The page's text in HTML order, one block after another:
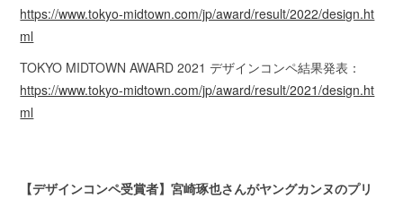
https://www.tokyo-midtown.com/jp/award/result/2022/design.ht
ml
TOKYO MIDTOWN AWARD 2021 デザインコンペ結果発表：
https://www.tokyo-midtown.com/jp/award/result/2021/design.ht
ml
【デザインコンペ受賞者】宮崎琢也さんがヤングカンヌのプリ